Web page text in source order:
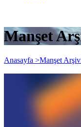
Manşet
Anasayfa >Manşet